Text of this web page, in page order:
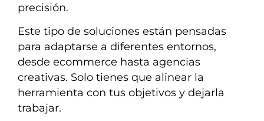
precisión.
Este tipo de soluciones están pensadas
para adaptarse a diferentes entornos,
desde ecommerce hasta agencias
creativas. Solo tienes que alinear la
herramienta con tus objetivos y dejarla
trabajar.